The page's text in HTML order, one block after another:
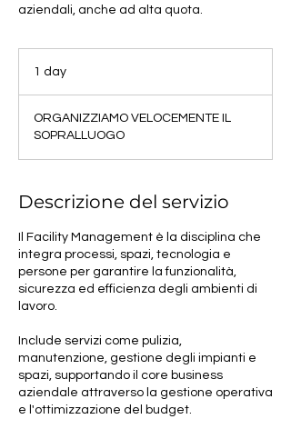
aziendali, anche ad alta quota.
1 day
ORGANIZZIAMO VELOCEMENTE IL
SOPRALLUOGO
Descrizione del servizio
Il Facility Management è la disciplina che
integra processi, spazi, tecnologia e
persone per garantire la funzionalità,
sicurezza ed efficienza degli ambienti di
lavoro.
Include servizi come pulizia,
manutenzione, gestione degli impianti e
spazi, supportando il core business
aziendale attraverso la gestione operativa
e l'ottimizzazione del budget.